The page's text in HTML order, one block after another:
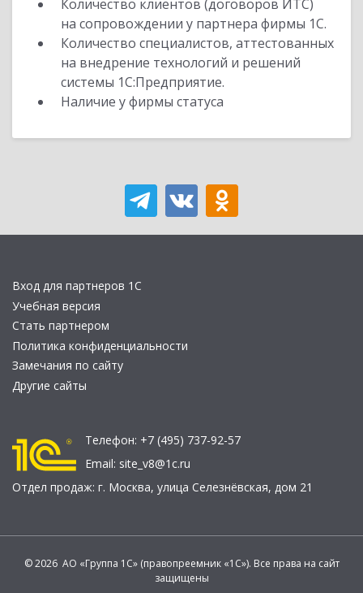
Количество клиентов (договоров ИТС)
на сопровождении у партнера фирмы 1С.
Количество специалистов, аттестованных
на внедрение технологий и решений
системы 1С:Предприятие.
Наличие у фирмы статуса
Вход для партнеров 1С
Учебная версия
Стать партнером
Политика конфиденциальности
Замечания по сайту
Другие сайты
Телефон: +7 (495) 737-92-57
Email: site_v8@1c.ru
Отдел продаж: г. Москва, улица Селезнёвская, дом 21
© 2026 АО «Группа 1С» (правопреемник «1С»). Все права на сайт
защищены